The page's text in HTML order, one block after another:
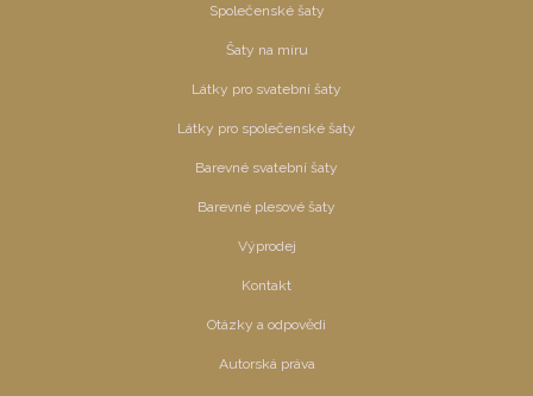
Společenské šaty
Šaty na míru
Látky pro svatební šaty
Látky pro společenské šaty
Barevné svatební šaty
Barevné plesové šaty
Výprodej
Kontakt
Otázky a odpovědi
Autorská práva